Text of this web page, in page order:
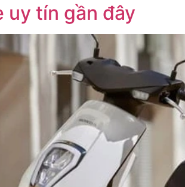
uy tín gần đây